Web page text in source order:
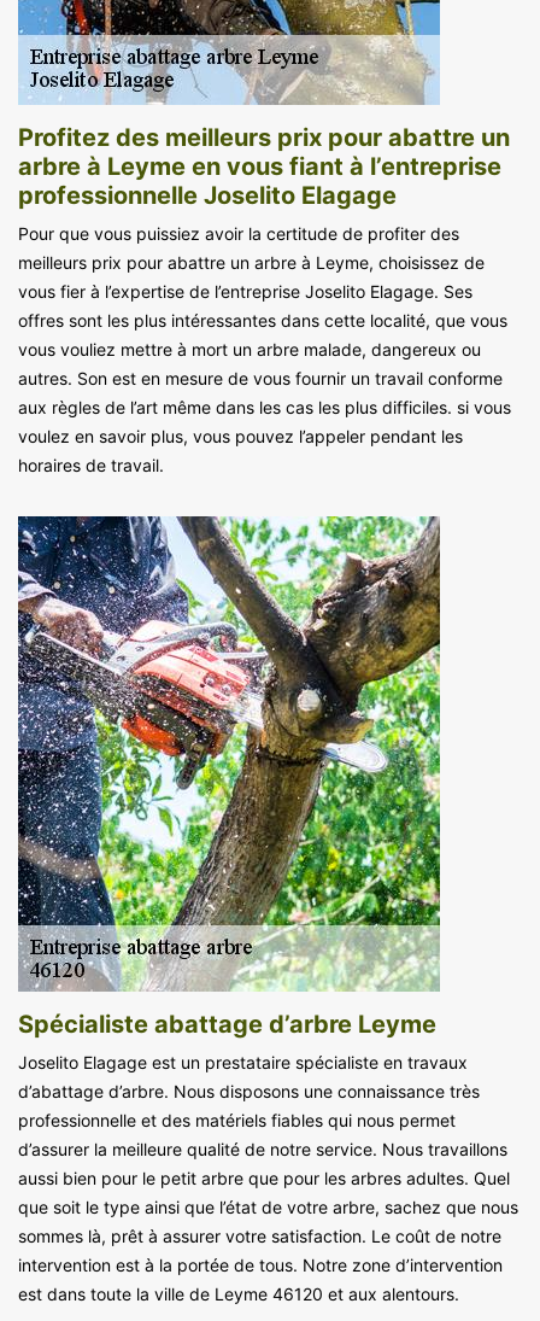
Profitez des meilleurs prix pour abattre un
arbre à Leyme en vous fiant à l’entreprise
professionnelle Joselito Elagage
Pour que vous puissiez avoir la certitude de profiter des
meilleurs prix pour abattre un arbre à Leyme, choisissez de
vous fier à l’expertise de l’entreprise Joselito Elagage. Ses
offres sont les plus intéressantes dans cette localité, que vous
vous vouliez mettre à mort un arbre malade, dangereux ou
autres. Son est en mesure de vous fournir un travail conforme
aux règles de l’art même dans les cas les plus difficiles. si vous
voulez en savoir plus, vous pouvez l’appeler pendant les
horaires de travail.
Spécialiste abattage d’arbre Leyme
Joselito Elagage est un prestataire spécialiste en travaux
d’abattage d’arbre. Nous disposons une connaissance très
professionnelle et des matériels fiables qui nous permet
d’assurer la meilleure qualité de notre service. Nous travaillons
aussi bien pour le petit arbre que pour les arbres adultes. Quel
que soit le type ainsi que l’état de votre arbre, sachez que nous
sommes là, prêt à assurer votre satisfaction. Le coût de notre
intervention est à la portée de tous. Notre zone d’intervention
est dans toute la ville de Leyme 46120 et aux alentours.